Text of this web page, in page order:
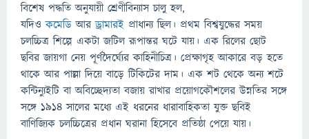
বিশেষ পদ্ধতি অনুযায়ী শ্রেণীবিন্যাস চালু হল,
যদিওকমেডি আরড্রামারই প্রাধান্য ছিল। প্রথম বিশ্বযুদ্ধের সময়
চলচ্চিত্র শিল্পে একটা জটিল রূপান্তর ঘটে যায়। এক রিলের ছোট
ছবির জায়গা নেয় পূর্ণদৈর্ঘ্যের কাহিনীচিত্র। প্রেক্ষাগৃহ আকারে বড় হতে
থাকে আর পাল্লা দিয়ে বাড়ে টিকিটের দাম। এক শট থেকে অন্য শটে
কন্টিন্যুইটি বা অবিচ্ছেদ্যতা বজায় রাখার প্রয়োগকৌশলের উন্নতির সঙ্গে
সঙ্গে ১৯১৪ সালের মধ্যে এই ধরনের ধারাবাহিকতা যুক্ত ছবিই
বাণিজ্যিক চলচ্চিত্রের প্রধান ঘরানা হিসেবে প্রতিষ্ঠা পেয়ে যায়।